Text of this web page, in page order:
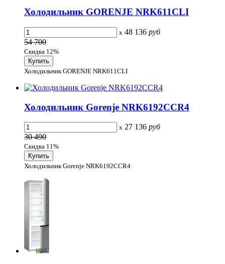
Холодильник GORENJE NRK611CLI
x 48 136 руб
54 700
Скидка 12%
Холодильник GORENJE NRK611CLI
Холодильник Gorenje NRK6192CCR4
x 27 136 руб
30 490
Скидка 11%
Холодильник Gorenje NRK6192CCR4